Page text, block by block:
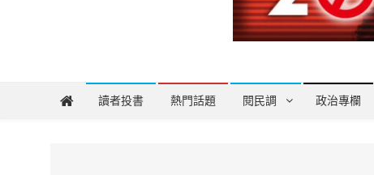
讀者投書 熱門話題 閱民調 政治專欄